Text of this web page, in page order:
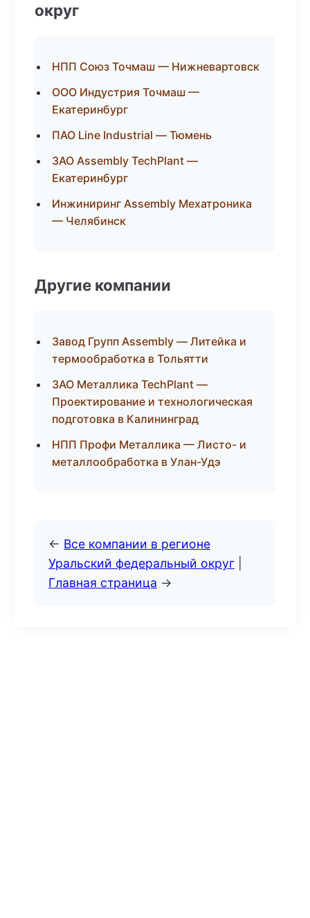
округ
НПП Союз Точмаш — Нижневартовск
ООО Индустрия Точмаш —
Екатеринбург
ПАО Line Industrial — Тюмень
ЗАО Assembly TechPlant —
Екатеринбург
Инжиниринг Assembly Мехатроника
— Челябинск
Другие компании
Завод Групп Assembly — Литейка и
термообработка в Тольятти
ЗАО Металлика TechPlant —
Проектирование и технологическая
подготовка в Калининград
НПП Профи Металлика — Листо- и
металлообработка в Улан-Удэ
← Все компании в регионе
Уральский федеральный округ
Главная страница →